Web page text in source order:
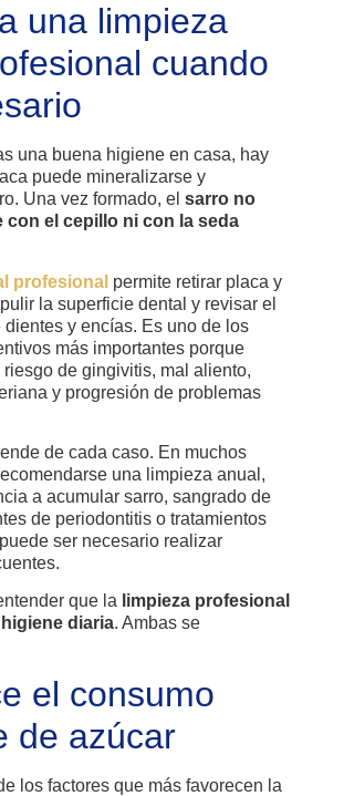
una limpieza
cuando
una buena higiene en casa, hay
puede mineralizarse y
Una vez formado, el sarro no
con el cepillo ni con la seda
profesional permite retirar placa y
la superficie dental y revisar el
y encías. Es uno de los
más importantes porque
de gingivitis, mal aliento,
y progresión de problemas
de cada caso. En muchos
una limpieza anual,
a acumular sarro, sangrado de
de periodontitis o tratamientos
ser necesario realizar
que la limpieza profesional
diaria. Ambas se
el consumo
de azúcar
los factores que más favorecen la